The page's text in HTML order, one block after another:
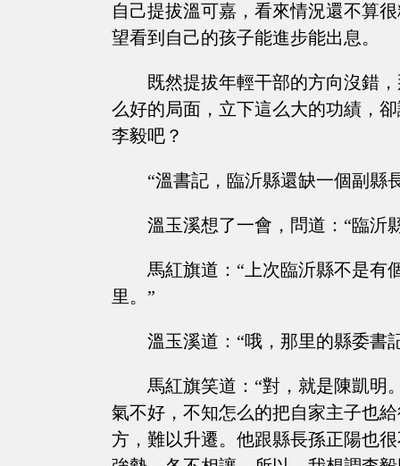
自己提拔溫可嘉，看來情況還不算
望看到自己的孩子能進步能出息。
既然提拔年輕干部的方向沒錯
么好的局面，立下這么大的功績，
李毅吧？
“溫書記，臨沂縣還缺一個副縣
溫玉溪想了一會，問道：“臨沂
馬紅旗道：“上次臨沂縣不是有
里。”
溫玉溪道：“哦，那里的縣委書
馬紅旗笑道：“對，就是陳凱明
氣不好，不知怎么的把自家主子也
方，難以升遷。他跟縣長孫正陽也